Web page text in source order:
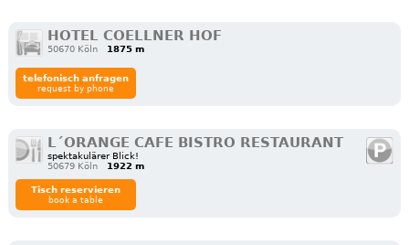
HOTEL COELLNER HOF
50670 Köln 1875 m
telefonisch anfragen
request by phone
L´ORANGE CAFE BISTRO RESTAURANT
spektakulärer Blick!
50679 Köln
1922 m
Tisch reservieren
book a table